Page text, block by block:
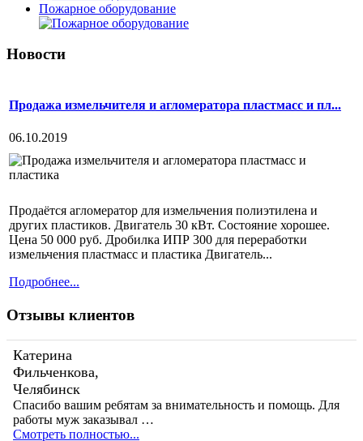
Пожарное оборудование
Новости
Продажа измельчителя и агломератора пластмасс и пл...
06.10.2019
Продаётся агломератор для измельчения полиэтилена и
других пластиков. Двигатель 30 кВт. Состояние хорошее.
Цена 50 000 руб. Дробилка ИПР 300 для переработки
измельчения пластмасс и пластика Двигатель...
Подробнее...
Отзывы клиентов
Катерина
Фильченкова,
Челябинск
Спасибо вашим ребятам за внимательность и помощь. Для
работы муж заказывал …
Смотреть полностью...